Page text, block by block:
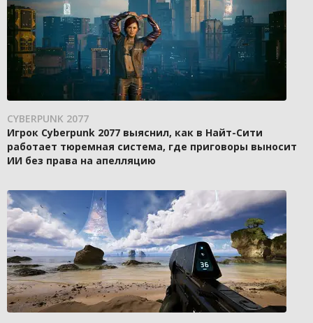
CYBERPUNK 2077
Игрок Cyberpunk 2077 выяснил, как в Найт-Сити
работает тюремная система, где приговоры выносит
ИИ без права на апелляцию